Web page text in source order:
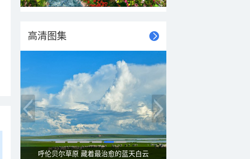
高清图集
呼伦贝尔草原 藏着最治愈的蓝天白云